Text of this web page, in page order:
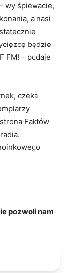
wy śpiewacie,
a nasi
będzie
FM! – podaje
czeka
Faktów
pozwoli nam